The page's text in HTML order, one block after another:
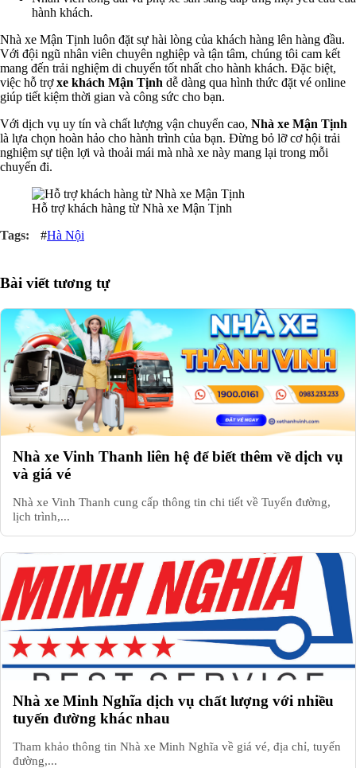
hành khách.
Nhà xe Mận Tịnh luôn đặt sự hài lòng của khách hàng lên hàng đầu.
Với đội ngũ nhân viên chuyên nghiệp và tận tâm, chúng tôi cam kết
mang đến trải nghiệm di chuyển tốt nhất cho hành khách. Đặc biệt,
việc hỗ trợxe khách Mận Tịnh dễ dàng qua hình thức đặt vé online
giúp tiết kiệm thời gian và công sức cho bạn.
Với dịch vụ uy tín và chất lượng vận chuyển cao, Nhà xe Mận Tịnh
là lựa chọn hoàn hảo cho hành trình của bạn. Đừng bỏ lỡ cơ hội trải
nghiệm sự tiện lợi và thoải mái mà nhà xe này mang lại trong mỗi
chuyến đi.
Hỗ trợ khách hàng từ Nhà xe Mận Tịnh
#Hà Nội
Bài viết tương tự
Nhà xe Vinh Thanh liên hệ để biết thêm về dịch vụ
và giá vé
Nhà xe Vinh Thanh cung cấp thông tin chi tiết về Tuyến đường,
lịch trình,...
Nhà xe Minh Nghĩa dịch vụ chất lượng với nhiều
tuyến đường khác nhau
Tham khảo thông tin Nhà xe Minh Nghĩa về giá vé, địa chỉ, tuyến
đường,...